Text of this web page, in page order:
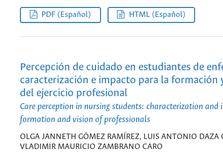
PDF (Español) HTML (Español)
Percepción de cuidado en estudiantes de
caracterización e impacto para la formación
del ejercicio profesional
Care perception in nursing students: characterization and
formation and vision of professionals
OLGA JANNETH GÓMEZ RAMÍREZ, LUIS ANTONIO DAZA
VLADIMIR MAURICIO ZAMBRANO CARO